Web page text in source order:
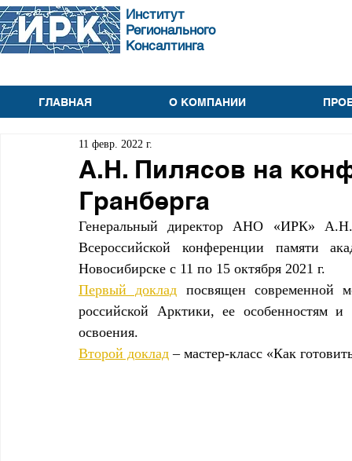
Институт
Регионального
Консалтинга
ГЛАВНАЯ О КОМПАНИИ
А.Н. Пилясов на
Гранберга
11 февр. 2022 г.
Генеральный директор АНО «ИРК»
Всероссийской конференции памяти
Новосибирске с 11 по 15 октября 2021 г.
Первый доклад посвящен современной
российской Арктики, ее особенностям и
освоения.
Второй доклад – мастер-класс «Как